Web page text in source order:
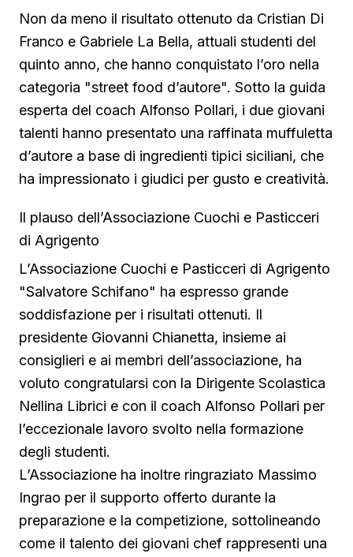
Non da meno il risultato ottenuto da Cristian Di
Franco e Gabriele La Bella, attuali studenti del
quinto anno, che hanno conquistato l’oro nella
categoria "street food d’autore". Sotto la guida
esperta del coach Alfonso Pollari, i due giovani
talenti hanno presentato una raffinata muffuletta
d’autore a base di ingredienti tipici siciliani, che
ha impressionato i giudici per gusto e creatività.
Il plauso dell’Associazione Cuochi e Pasticceri
di Agrigento
L’Associazione Cuochi e Pasticceri di Agrigento
"Salvatore Schifano" ha espresso grande
soddisfazione per i risultati ottenuti. Il
presidente Giovanni Chianetta, insieme ai
consiglieri e ai membri dell’associazione, ha
voluto congratularsi con la Dirigente Scolastica
Nellina Librici e con il coach Alfonso Pollari per
l’eccezionale lavoro svolto nella formazione
degli studenti.
L’Associazione ha inoltre ringraziato Massimo
Ingrao per il supporto offerto durante la
preparazione e la competizione, sottolineando
come il talento dei giovani chef rappresenti una